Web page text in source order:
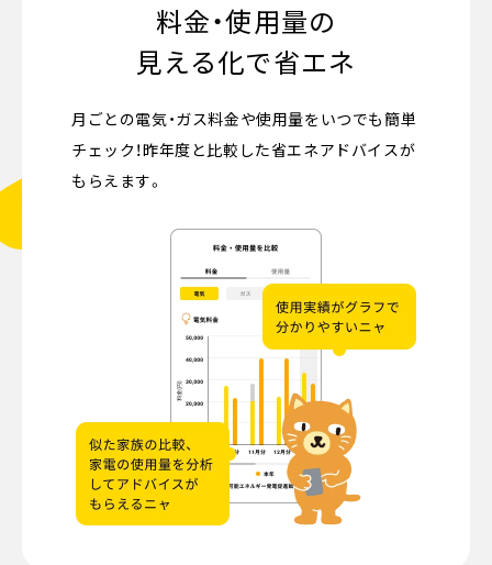
料金・使用量の
見える化で省エネ
月ごとの電気・ガス料金や使用量をいつでも簡単
チェック！昨年度と比較した省エネアドバイスが
もらえます。